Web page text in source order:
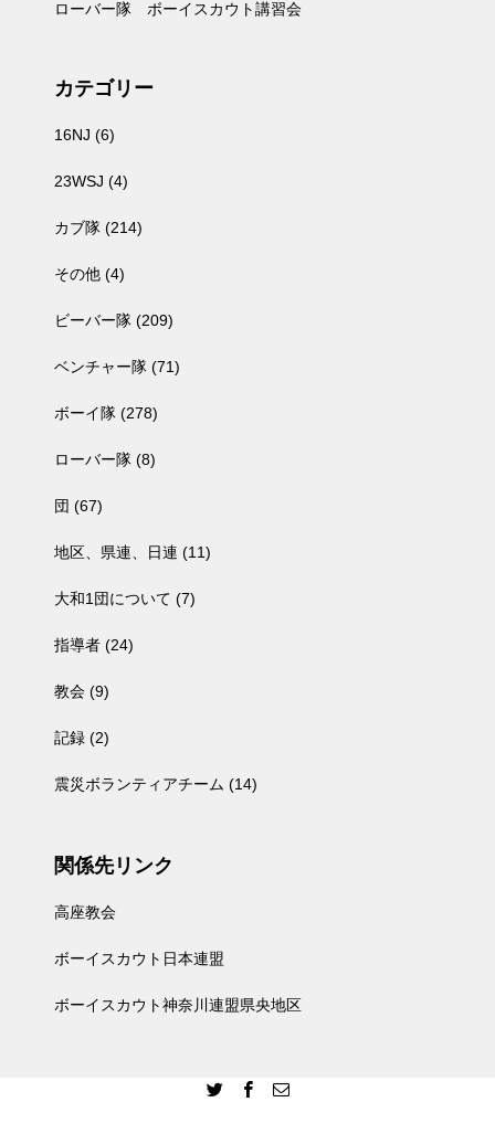
ローバー隊 ボーイスカウト講習会
カテゴリー
16NJ (6)
23WSJ (4)
カブ隊 (214)
その他 (4)
ビーバー隊 (209)
ベンチャー隊 (71)
ボーイ隊 (278)
ローバー隊 (8)
団 (67)
地区、県連、日連 (11)
大和1団について (7)
指導者 (24)
教会 (9)
記録 (2)
震災ボランティアチーム (14)
関係先リンク
高座教会
ボーイスカウト日本連盟
ボーイスカウト神奈川連盟県央地区